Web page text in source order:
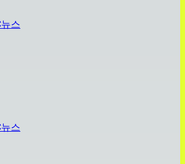
스
스